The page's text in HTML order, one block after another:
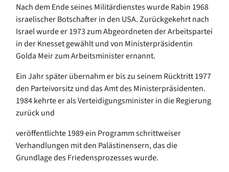
Nach dem Ende seines Militärdienstes wurde Rabin 1968
israelischer Botschafter in den USA. Zurückgekehrt nach
Israel wurde er 1973 zum Abgeordneten der Arbeitspartei
in der Knesset gewählt und von Ministerpräsidentin
Golda Meir zum Arbeitsminister ernannt.
Ein Jahr später übernahm er bis zu seinem Rücktritt 1977
den Parteivorsitz und das Amt des Ministerpräsidenten.
1984 kehrte er als Verteidigungsminister in die Regierung
zurück und
veröffentlichte 1989 ein Programm schrittweiser
Verhandlungen mit den Palästinensern, das die
Grundlage des Friedensprozesses wurde.